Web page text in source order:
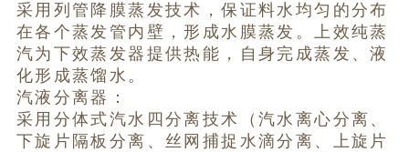
采用列管降膜蒸发技术，保证料水均匀的分布
在各个蒸发管内壁，形成水膜蒸发。上效纯蒸
汽为下效蒸发器提供热能，自身完成蒸发、液
化形成蒸馏水。
汽液分离器：
采用分体式汽水四分离技术（汽水离心分离、
下旋片隔板分离、丝网捕捉水滴分离、上旋片